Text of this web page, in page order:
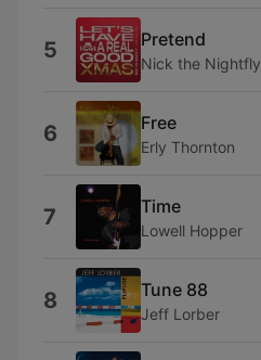
5 Pretend
Nick the Nightfly
6 Free
Erly Thornton
7 Time
Lowell Hopper
8 Tune 88
Jeff Lorber